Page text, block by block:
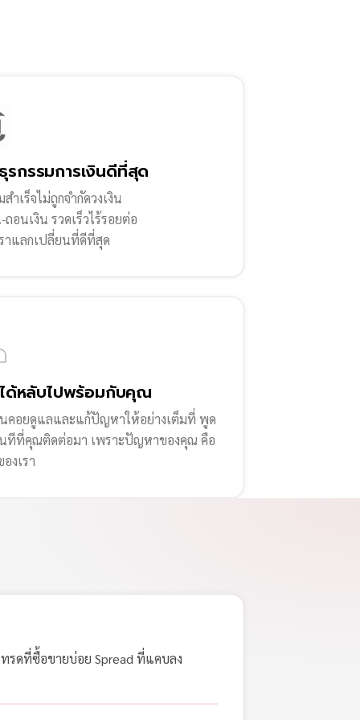
กรรมการเงินดีที่สุด
ำเร็จไม่ถูกจำกัดวงเงิน
ถอนเงิน รวดเร็วไร้รอยต่อ
าแลกเปลี่ยนที่ดีที่สุด
ได้หลับไปพร้อมกับคุณ
คอยดูแลและแก้ปัญหาให้อย่างเต็มที่ พูด
ทีที่คุณติดต่อมา เพราะปัญหาของคุณ คือ
งเรา
รดที่ซื้อขายบ่อย Spread ที่แคบลง